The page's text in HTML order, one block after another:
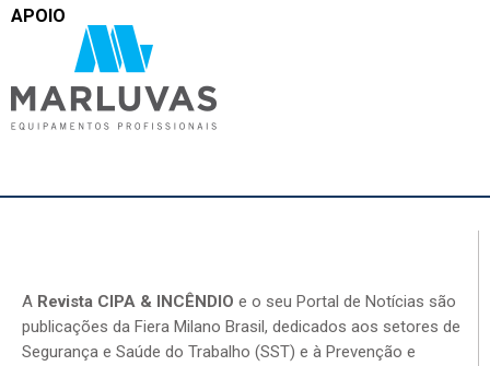
APOIO
A Revista CIPA & INCÊNDIO e o seu Portal de Notícias são
publicações da Fiera Milano Brasil, dedicados aos setores de
Segurança e Saúde do Trabalho (SST) e à Prevenção e